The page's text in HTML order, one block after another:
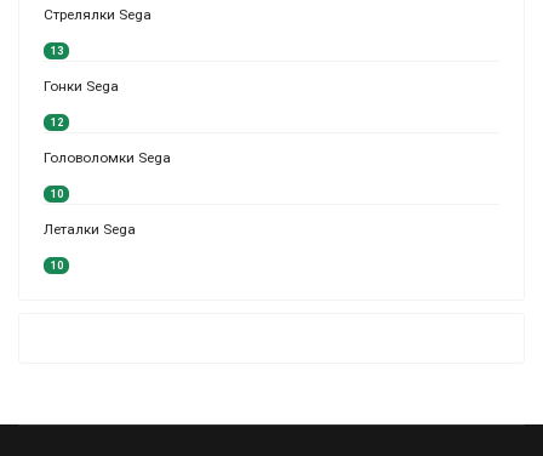
Стрелялки Sega
13
Гонки Sega
12
Головоломки Sega
10
Леталки Sega
10